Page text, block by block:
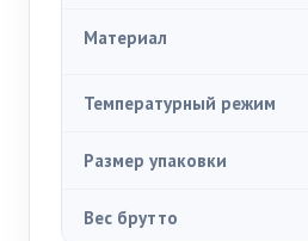
Материал
Температурный режим
Размер упаковки
Вес брутто